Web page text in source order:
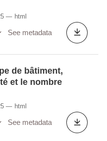
html
See metadata
de bâtiment,
et le nombre
html
See metadata